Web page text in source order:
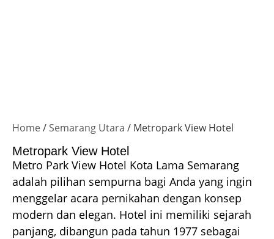
Home/ Semarang Utara / Metropark View Hotel
Metropark View Hotel
Metro Park View Hotel Kota Lama Semarang
adalah pilihan sempurna bagi Anda yang ingin
menggelar acara pernikahan dengan konsep
modern dan elegan. Hotel ini memiliki sejarah
panjang, dibangun pada tahun 1977 sebagai